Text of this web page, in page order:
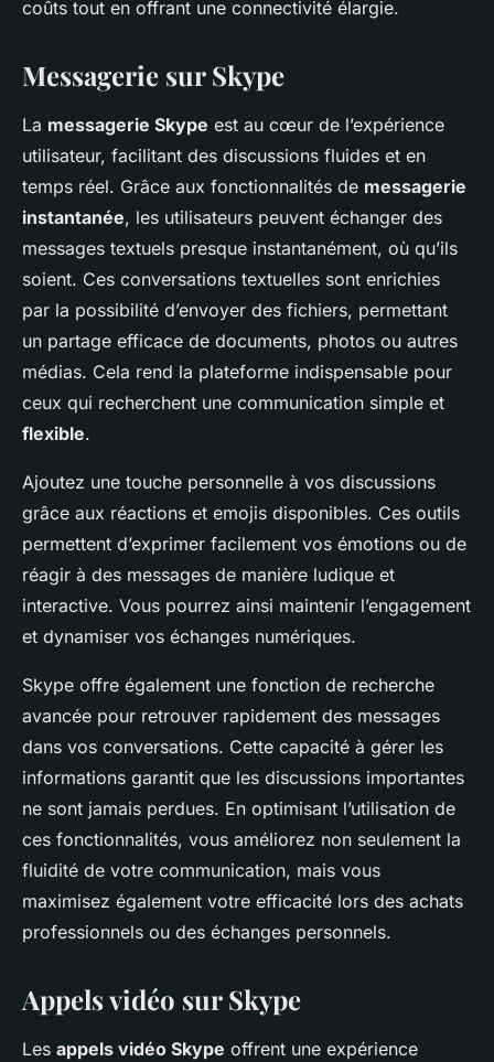
coûts tout en offrant une connectivité élargie.
Messagerie sur Skype
La messagerie Skype est au cœur de l’expérience
utilisateur, facilitant des discussions fluides et en
temps réel. Grâce aux fonctionnalités de messagerie
instantanée, les utilisateurs peuvent échanger des
messages textuels presque instantanément, où qu’ils
soient. Ces conversations textuelles sont enrichies
par la possibilité d’envoyer des fichiers, permettant
un partage efficace de documents, photos ou autres
médias. Cela rend la plateforme indispensable pour
ceux qui recherchent une communication simple et
flexible.
Ajoutez une touche personnelle à vos discussions
grâce aux réactions et emojis disponibles. Ces outils
permettent d’exprimer facilement vos émotions ou de
réagir à des messages de manière ludique et
interactive. Vous pourrez ainsi maintenir l’engagement
et dynamiser vos échanges numériques.
Skype offre également une fonction de recherche
avancée pour retrouver rapidement des messages
dans vos conversations. Cette capacité à gérer les
informations garantit que les discussions importantes
ne sont jamais perdues. En optimisant l’utilisation de
ces fonctionnalités, vous améliorez non seulement la
fluidité de votre communication, mais vous
maximisez également votre efficacité lors des achats
professionnels ou des échanges personnels.
Appels vidéo sur Skype
Les appels vidéo Skype offrent une expérience